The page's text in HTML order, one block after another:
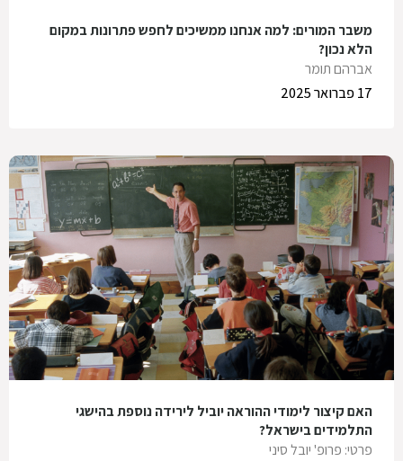
משבר המורים: למה אנחנו ממשיכים לחפש פתרונות במקום
הלא נכון?
אברהם תומר
17 פברואר 2025
האם קיצור לימודי ההוראה יוביל לירידה נוספת בהישגי
התלמידים בישראל?
פרטי: פרופ' יובל סיני